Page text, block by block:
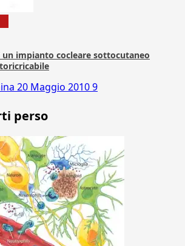
un impianto cocleare sottocutaneo
20 Maggio 20109
perso